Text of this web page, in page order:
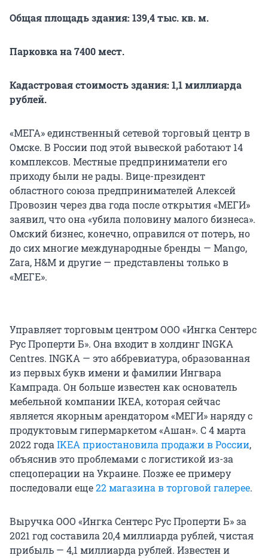
Общая площадь здания: 139,4 тыс. кв. м.
Парковка на 7400 мест.
Кадастровая стоимость здания: 1,1 миллиарда
рублей.
«МЕГА» единственный сетевой торговый центр в
Омске. В России под этой вывеской работают 14
комплексов. Местные предприниматели его
приходу были не рады. Вице-президент
областного союза предпринимателей Алексей
Провозин через два года после открытия «МЕГИ»
заявил, что она «убила половину малого бизнеса».
Омский бизнес, конечно, оправился от потерь, но
до сих многие международные бренды — Mango,
Zara, H&M и другие — представлены только в
«МЕГЕ».
Управляет торговым центром ООО «Ингка Сентерс
Рус Проперти Б». Она входит в холдинг INGKA
Centres. INGKA — это аббревиатура, образованная
из первых букв имени и фамилии Ингвара
Кампрада. Он больше известен как основатель
мебельной компании IKEA, которая сейчас
является якорным арендатором «МЕГИ» наряду с
продуктовым гипермаркетом «Ашан». С 4 марта
2022 года IKEA приостановила продажи в России,
объяснив это проблемами с логистикой из-за
спецоперации на Украине. Позже ее примеру
последовали еще22 магазина в торговой галерее.
Выручка ООО «Ингка Сентерс Рус Проперти Б» за
2021 год составила 20,4 миллиарда рублей, чистая
прибыль — 4,1 миллиарда рублей. Известен и